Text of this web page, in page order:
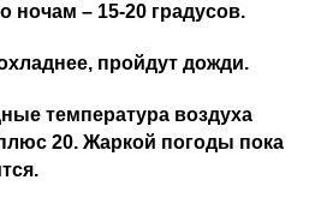
ночам – 15-20 градусов.
пройдут дожди.
температура воздуха
20. Жаркой погоды пока